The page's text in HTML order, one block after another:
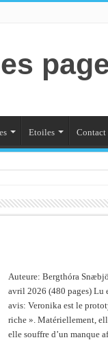
Etoiles Contact
Auteure: Bergthóra
avril 2026 (480 pages) Lu
avis: Veronika est le
riche ». Matériellement,
elle souffre d’un manque